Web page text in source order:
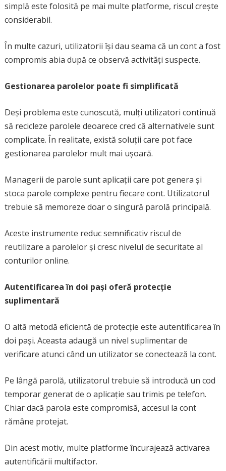
simplă este folosită pe mai multe platforme, riscul crește
considerabil.
În multe cazuri, utilizatorii își dau seama că un cont a fost
compromis abia după ce observă activități suspecte.
Gestionarea parolelor poate fi simplificată
Deși problema este cunoscută, mulți utilizatori continuă
să recicleze parolele deoarece cred că alternativele sunt
complicate. În realitate, există soluții care pot face
gestionarea parolelor mult mai ușoară.
Managerii de parole sunt aplicații care pot genera și
stoca parole complexe pentru fiecare cont. Utilizatorul
trebuie să memoreze doar o singură parolă principală.
Aceste instrumente reduc semnificativ riscul de
reutilizare a parolelor și cresc nivelul de securitate al
conturilor online.
Autentificarea în doi pași oferă protecție
suplimentară
O altă metodă eficientă de protecție este autentificarea în
doi pași. Aceasta adaugă un nivel suplimentar de
verificare atunci când un utilizator se conectează la cont.
Pe lângă parolă, utilizatorul trebuie să introducă un cod
temporar generat de o aplicație sau trimis pe telefon.
Chiar dacă parola este compromisă, accesul la cont
rămâne protejat.
Din acest motiv, multe platforme încurajează activarea
autentificării multifactor.